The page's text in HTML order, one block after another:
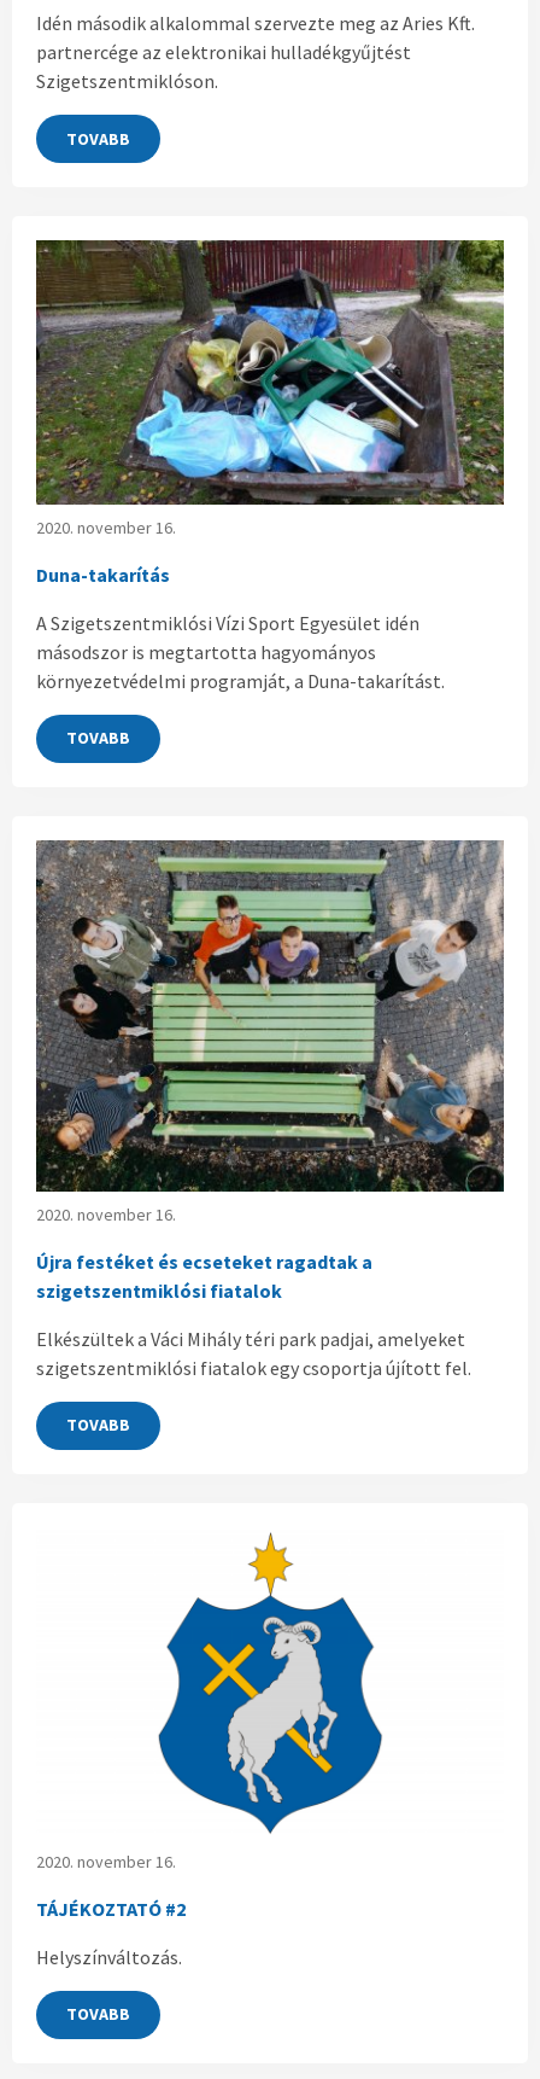
Idén második alkalommal szervezte meg az Aries Kft.
partnercége az elektronikai hulladékgyűjtést
Szigetszentmiklóson.
TOVABB
2020. november 16.
Duna-takarítás
A Szigetszentmiklósi Vízi Sport Egyesület idén
másodszor is megtartotta hagyományos
környezetvédelmi programját, a Duna-takarítást.
TOVABB
2020. november 16.
Újra festéket és ecseteket ragadtak a
szigetszentmiklósi fiatalok
Elkészültek a Váci Mihály téri park padjai, amelyeket
szigetszentmiklósi fiatalok egy csoportja újított fel.
TOVABB
2020. november 16.
TÁJÉKOZTATÓ #2
Helyszínváltozás.
TOVABB